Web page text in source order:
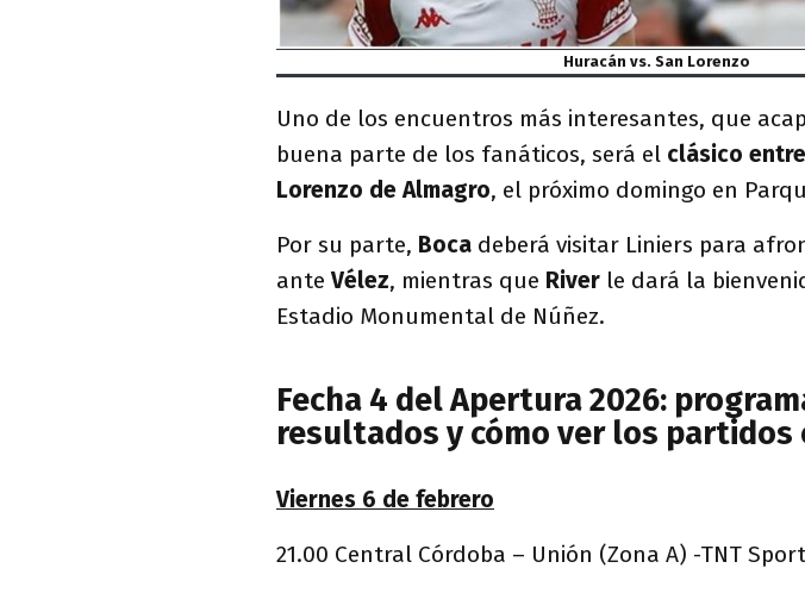
Huracán vs. San Lorenzo
Uno de los encuentros más interesantes, que
buena parte de los fanáticos, será el clásico
Lorenzo de Almagro, el próximo domingo en
Por su parte, Boca deberá visitar Liniers para
anteVélez, mientras que River le dará la
Estadio Monumental de Núñez.
Fecha 4 del Apertura 2026:
resultados y cómo ver los partidos
Viernes 6 de febrero
21.00 Central Córdoba – Unión (Zona A) -TNT